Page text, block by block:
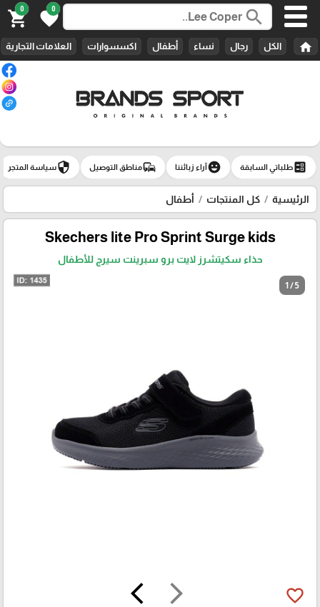
search
0
favorite
0
shopping_cart
home الكل رجال نساء أطفال اكسسوارات العلامات التجارية
ballotطلباتي السابقة emoji_emotionsآراء زبائننا commuteمناطق التوصيل securityسياسة المتجر
الرئيسية كل المنتجات أطفال
Skechers lite Pro Sprint Surge kids
حذاء سكيتشرز لايت برو سبرينت سيرج للأطفال
1 / 5
arrow_forward_ios
arrow_back_ios favorite_border